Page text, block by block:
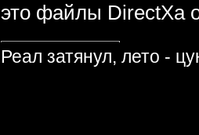
это файлы DirectXа
Реал затянул, лето -